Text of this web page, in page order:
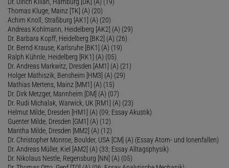
Thomas Kluge, Mainz [TK] (A) (20)
Achim Knoll, Straßburg [AK1] (A) (20)
Andreas Kohlmann, Heidelberg [AK2] (A) (29)
Dr. Barbara Kopff, Heidelberg [BK2] (A) (26)
Dr. Bernd Krause, Karlsruhe [BK1] (A) (19)
Ralph Kühnle, Heidelberg [RK1] (A) (05)
Dr. Andreas Markwitz, Dresden [AM1] (A) (21)
Holger Mathiszik, Bensheim [HM3] (A) (29)
Mathias Mertens, Mainz [MM1] (A) (15)
Dr. Dirk Metzger, Mannheim [DM] (A) (07)
Dr. Rudi Michalak, Warwick, UK [RM1] (A) (23)
Helmut Milde, Dresden [HM1] (A) (09; Essay Akustik)
Guenter Milde, Dresden [GM1] (A) (12)
Maritha Milde, Dresden [MM2] (A) (12)
Dr. Christopher Monroe, Boulder, USA [CM] (A) (Essay Atom- und Ionenfallen)
Dr. Andreas Müller, Kiel [AM2] (A) (33; Essay Alltagsphysik)
Dr. Nikolaus Nestle, Regensburg [NN] (A) (05)